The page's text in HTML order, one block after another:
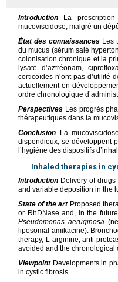
Introduction La
mucoviscidose, malgré un
État des connaissances Les
du mucus (sérum salé
colonisation chronique et la
lysate d’aztréonam,
corticoïdes n‘ont pas d’utilité
actuellement en
ordre chronologique
Perspectives Les progrès
thérapeutiques dans la
Conclusion La
dispendieux, se développent
l’hygiène des dispositifs
Inhaled therapies in
Introduction Delivery of
and variable deposition in the
State of the artProposed
or RhDNase and, in the
Pseudomonas aeruginosa
liposomal amikacine).
therapy, L-arginine, anti-
avoided and the chronological
ViewpointDevelopments in
in cystic fibrosis.